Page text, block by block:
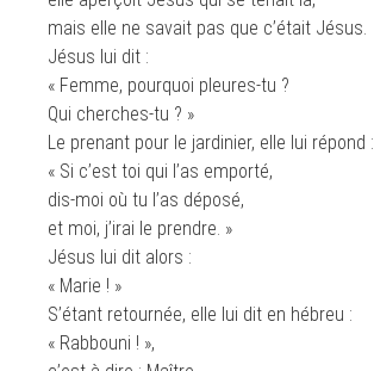
mais elle ne savait pas que c’était Jésus.
Jésus lui dit :
« Femme, pourquoi pleures-tu ?
Qui cherches-tu ? »
Le prenant pour le jardinier, elle lui répond :
« Si c’est toi qui l’as emporté,
dis-moi où tu l’as déposé,
et moi, j’irai le prendre. »
Jésus lui dit alors :
« Marie ! »
S’étant retournée, elle lui dit en hébreu :
« Rabbouni ! »,